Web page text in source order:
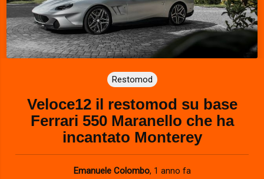
Restomod
Veloce12 il restomod su base
Ferrari 550 Maranello che ha
incantato Monterey
Emanuele Colombo, 1 anno fa